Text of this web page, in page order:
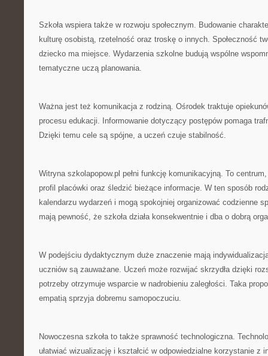
Szkoła wspiera także w rozwoju społecznym. Budowanie
kulturę osobistą, rzetelność oraz troskę o innych. Społeczność
dziecko ma miejsce. Wydarzenia szkolne budują wspólne
tematyczne uczą planowania.
Ważna jest też komunikacja z rodziną. Ośrodek traktuje
procesu edukacji. Informowanie dotyczący postępów pomaga
Dzięki temu cele są spójne, a uczeń czuje stabilność.
Witryna szkolapopow.pl pełni funkcję komunikacyjną. To
profil placówki oraz śledzić bieżące informacje. W ten sposób
kalendarzu wydarzeń i mogą spokojniej organizować codzienne
mają pewność, że szkoła działa konsekwentnie i dba o dobrą
W podejściu dydaktycznym duże znaczenie mają
uczniów są zauważane. Uczeń może rozwijać skrzydła dzięki
potrzeby otrzymuje wsparcie w nadrobieniu zaległości. Taka
empatią sprzyja dobremu samopoczuciu.
Nowoczesna szkoła to także sprawność technologiczna.
ułatwiać wizualizację i kształcić w odpowiedzialne korzystanie z